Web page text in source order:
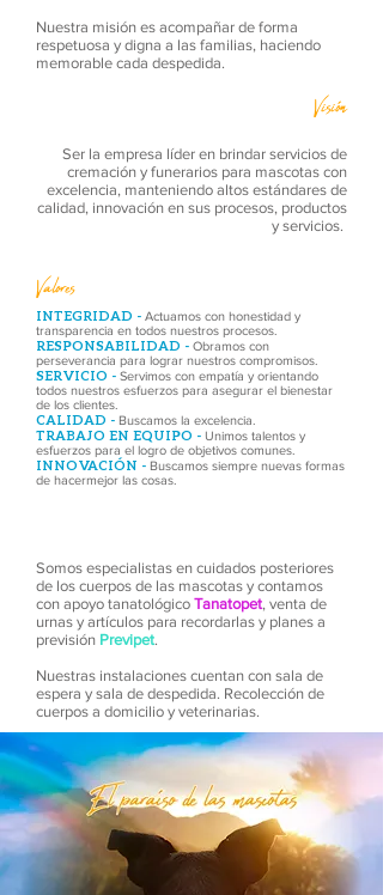
Nuestra misión es acompañar de forma
respetuosa y digna a las familias, haciendo
memorable cada despedida.
Visión
Ser la empresa líder en brindar servicios de
cremación y funerarios para mascotas con
excelencia, manteniendo altos estándares de
calidad, innovación en sus procesos, productos
y servicios.
Valores
INTEGRIDAD - Actuamos con honestidad y
transparencia en todos nuestros procesos.
RESPONSABILIDAD - Obramos con
perseverancia para lograr nuestros compromisos.
SERVICIO - Servimos con empatía y orientando
todos nuestros esfuerzos para asegurar el bienestar
de los clientes.
CALIDAD - Buscamos la excelencia.
TRABAJO EN EQUIPO - Unimos talentos y
esfuerzos para el logro de objetivos comunes.
INNOVACIÓN - Buscamos siempre nuevas formas
de hacermejor las cosas.
Somos especialistas en cuidados posteriores
de los cuerpos de las mascotas y contamos
con apoyo tanatológico Tanatopet, venta de
urnas y artículos para recordarlas y planes a
previsión Previpet.
Nuestras instalaciones cuentan con sala de
espera y sala de despedida. Recolección de
cuerpos a domicilio y veterinarias.